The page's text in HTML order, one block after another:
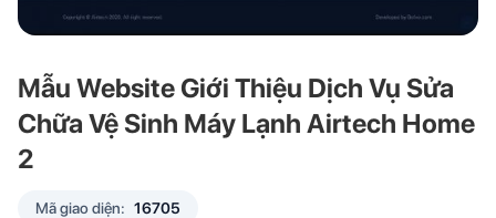
Mẫu Website Giới Thiệu Dịch Vụ Sửa
Chữa Vệ Sinh Máy Lạnh Airtech Home
2
Mã giao diện: 16705